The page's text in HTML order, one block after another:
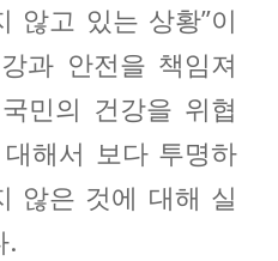
않고 있는 상황”이
과 안전을 책임져
민의 건강을 위협
해서 보다 투명하
않은 것에 대해 실
.